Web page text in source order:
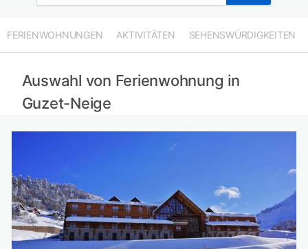
FERIENWOHNUNGEN AKTIVITÄTEN SEHENSWÜRDIGKEITEN
Auswahl von Ferienwohnung in
Guzet-Neige